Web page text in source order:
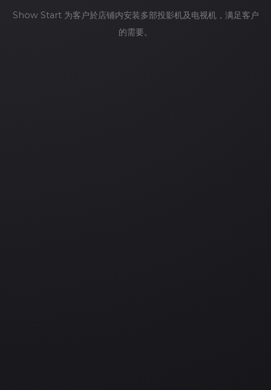
Show Start 为客户於店铺内安装多部投影机及电视机，满足客户
的需要。